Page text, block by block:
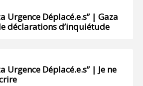
Urgence Déplacé.e.s” | Gaza
déclarations d’inquiétude
Urgence Déplacé.e.s” | Je ne